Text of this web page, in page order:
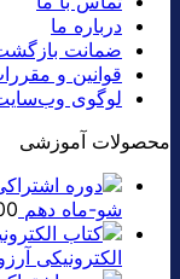
درباره ما
ضمانت
قوانین و
لوگوی
محصولات آموزشی
شو-ماه دهم
الکترونیکی آرزوی 1399-